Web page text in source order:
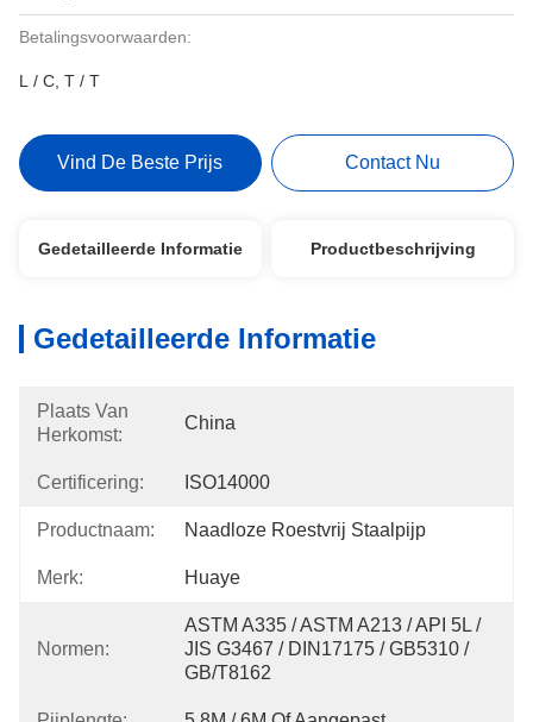
Betalingsvoorwaarden:
L / C, T / T
Vind De Beste Prijs Contact Nu
Gedetailleerde Informatie Productbeschrijving
Gedetailleerde Informatie
Plaats Van
Herkomst:
China
Certificering: ISO14000
Productnaam: Naadloze Roestvrij Staalpijp
Merk: Huaye
Normen:
ASTM A335 / ASTM A213 / API 5L /
JIS G3467 / DIN17175 / GB5310 /
GB/T8162